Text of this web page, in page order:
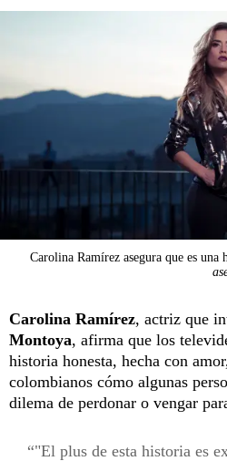
Carolina Ramírez asegura que es una
Carolina Ramírez, actriz que
Montoya, afirma que los
historia honesta, hecha con
colombianos cómo algunas
dilema de perdonar o vengar
"El plus de esta historia es